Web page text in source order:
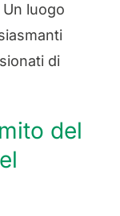
luogo
di
del